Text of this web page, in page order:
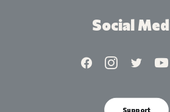
Social
Support